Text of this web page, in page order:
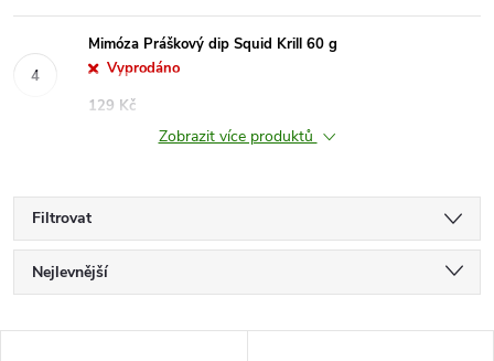
Mimóza Práškový dip Squid Krill 60 g
Vyprodáno
129 Kč
Zobrazit více produktů
Filtrovat
Ř
a
Nejlevnější